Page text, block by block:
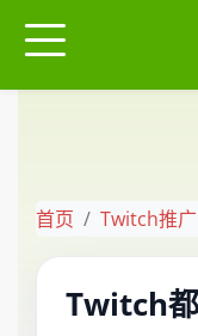
首页 Twitch推广
Twitch